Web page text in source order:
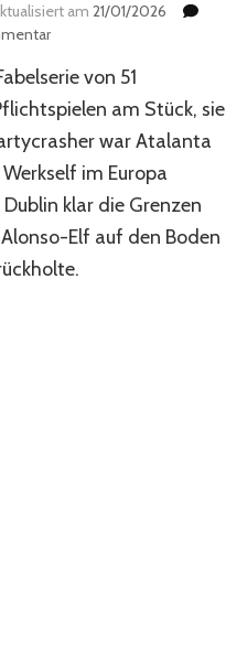
am 21/01/2026
zu
Serie
endet
irgendwann
von 51
am Stück, sie
war Atalanta
im Europa
klar die Grenzen
Elf auf den Boden